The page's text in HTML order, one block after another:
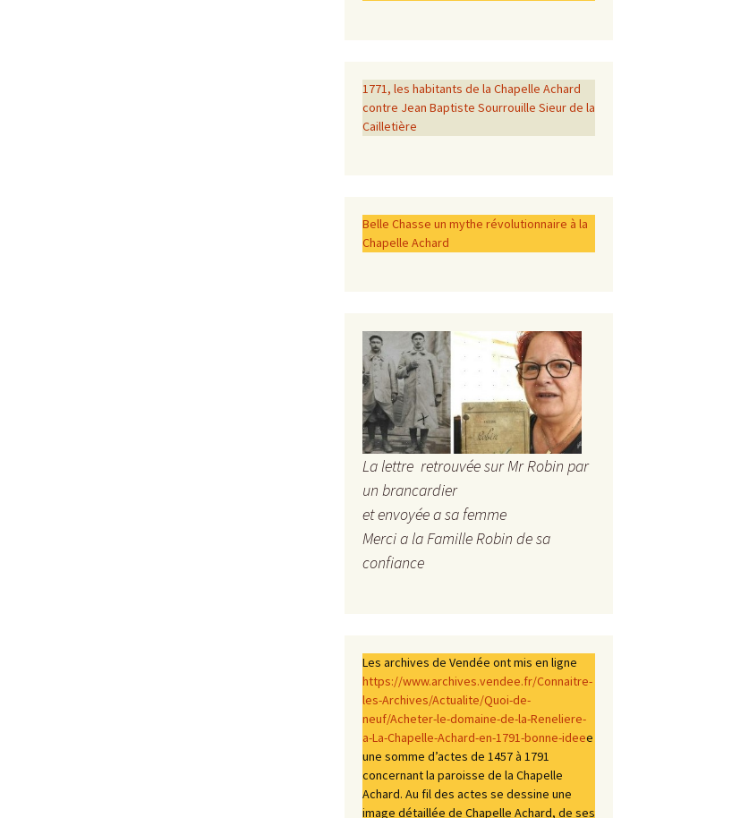
1771, les habitants de la Chapelle Achard
contre Jean Baptiste Sourrouille Sieur de la
Cailletière
Belle Chasse un mythe révolutionnaire à la
Chapelle Achard
La lettre retrouvée sur Mr Robin par
un brancardier
et envoyée a sa femme
Merci a la Famille Robin de sa
confiance
Les archives de Vendée ont mis en ligne
https://www.archives.vendee.fr/Connaitre-
les-Archives/Actualite/Quoi-de-
neuf/Acheter-le-domaine-de-la-Reneliere-
a-La-Chapelle-Achard-en-1791-bonne-ideee
une somme d’actes de 1457 à 1791
concernant la paroisse de la Chapelle
Achard. Au fil des actes se dessine une
image détaillée de Chapelle Achard, de ses